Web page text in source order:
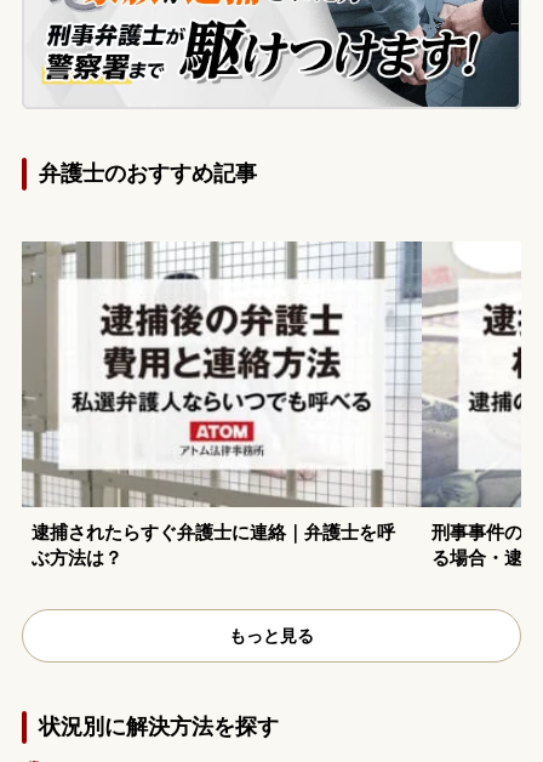
弁護士のおすすめ記事
逮捕されたらすぐ弁護士に連絡｜弁護士を呼
ぶ方法は？
刑事事件の
る場合・逮
もっと見る
状況別に解決方法を探す